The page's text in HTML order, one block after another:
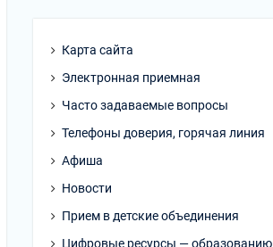
Карта сайта
Электронная приемная
Часто задаваемые вопросы
Телефоны доверия, горячая линия
Афиша
Новости
Прием в детские объединения
Цифровые ресурсы — образованию